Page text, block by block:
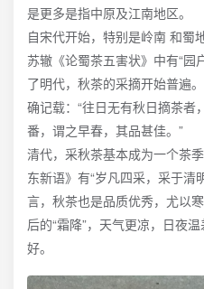
是更多是指中原及江南地区。
自宋代开始，特别是岭南 和蜀
苏辙《论蜀茶五害状》中有“园
了明代，秋茶的采摘开始普遍
确记载：“往日无有秋日摘茶者
番，谓之早春，其品甚佳。”
清代，采秋茶基本成为一个茶
东新语》有“岁凡四采，采于清
言，秋茶也是品质优秀，尤以
后的“霜降”，天气更凉，日夜
好。